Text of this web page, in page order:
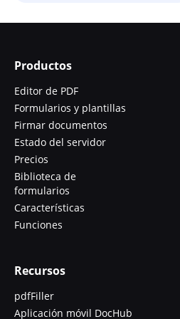
Productos
Editor de PDF
Formularios y plantillas
Firmar documentos
Estado del servidor
Precios
Biblioteca de
formularios
Características
Funciones
Recursos
pdfFiller
Aplicación móvil DocHub